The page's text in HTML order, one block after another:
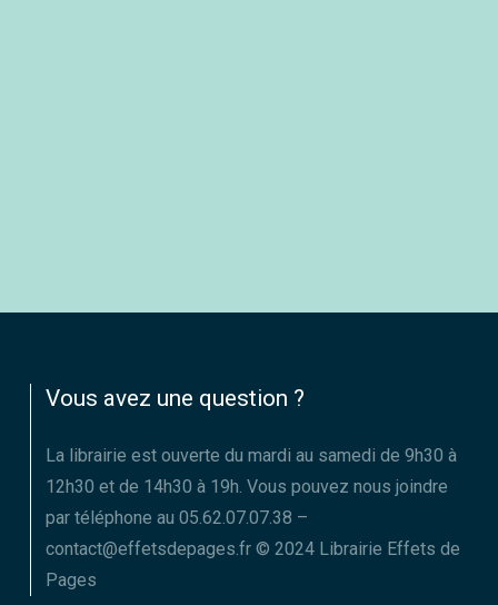
Vous avez une question ?
La librairie est ouverte du mardi au samedi de 9h30 à
12h30 et de 14h30 à 19h. Vous pouvez nous joindre
par téléphone au 05.62.07.07.38 –
contact@effetsdepages.fr © 2024 Librairie Effets de
Pages